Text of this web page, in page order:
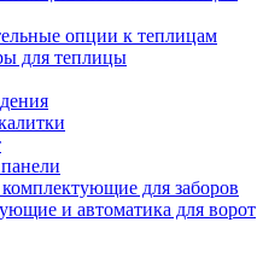
опции к теплицам
для теплицы
для заборов
и автоматика для ворот